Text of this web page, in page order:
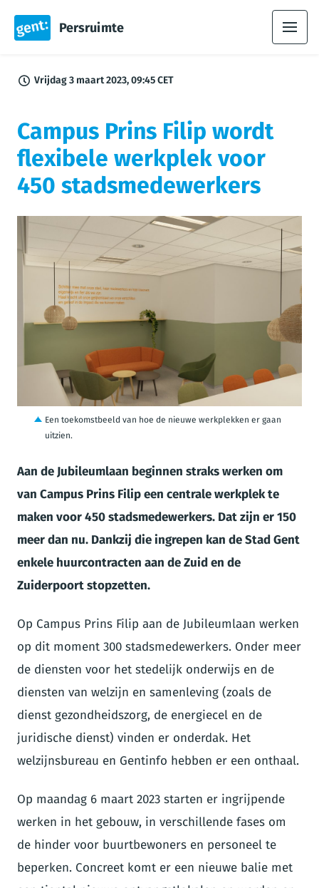
Persruimte
Vrijdag 3 maart 2023, 09:45 CET
Campus Prins Filip wordt
flexibele werkplek voor
450 stadsmedewerkers
Een toekomstbeeld van hoe de nieuwe werkplekken er gaan
uitzien.
Aan de Jubileumlaan beginnen straks werken om
van Campus Prins Filip een centrale werkplek te
maken voor 450 stadsmedewerkers. Dat zijn er 150
meer dan nu. Dankzij die ingrepen kan de Stad Gent
enkele huurcontracten aan de Zuid en de
Zuiderpoort stopzetten.
Op Campus Prins Filip aan de Jubileumlaan werken
op dit moment 300 stadsmedewerkers. Onder meer
de diensten voor het stedelijk onderwijs en de
diensten van welzijn en samenleving (zoals de
dienst gezondheidszorg, de energiecel en de
juridische dienst) vinden er onderdak. Het
welzijnsbureau en Gentinfo hebben er een onthaal.
Op maandag 6 maart 2023 starten er ingrijpende
werken in het gebouw, in verschillende fases om
de hinder voor buurtbewoners en personeel te
beperken. Concreet komt er een nieuwe balie met